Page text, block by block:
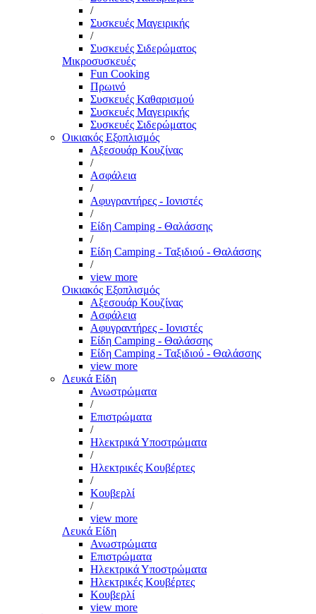
/
Συσκευές Μαγειρικής
/
Συσκευές Σιδερώματος
Μικροσυσκευές
Fun Cooking
Πρωινό
Συσκευές Καθαρισμού
Συσκευές Μαγειρικής
Συσκευές Σιδερώματος
Οικιακός Εξοπλισμός
Αξεσουάρ Κουζίνας
/
Ασφάλεια
/
Αφυγραντήρες - Ιονιστές
/
Είδη Camping - Θαλάσσης
/
Είδη Camping - Ταξιδιού - Θαλάσσης
/
view more
Οικιακός Εξοπλισμός
Αξεσουάρ Κουζίνας
Ασφάλεια
Αφυγραντήρες - Ιονιστές
Είδη Camping - Θαλάσσης
Είδη Camping - Ταξιδιού - Θαλάσσης
view more
Λευκά Είδη
Ανωστρώματα
/
Επιστρώματα
/
Ηλεκτρικά Υποστρώματα
/
Ηλεκτρικές Κουβέρτες
/
Κουβερλί
/
view more
Λευκά Είδη
Ανωστρώματα
Επιστρώματα
Ηλεκτρικά Υποστρώματα
Ηλεκτρικές Κουβέρτες
Κουβερλί
view more